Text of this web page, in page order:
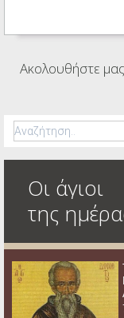
Ακολουθήστε μας
Οι άγιοι
της